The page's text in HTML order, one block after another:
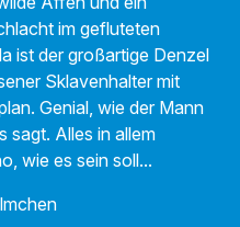
im gefluteten
ist der großartige Denzel
Sklavenhalter mit
Genial, wie der Mann
sagt. Alles in allem
wie es sein soll...